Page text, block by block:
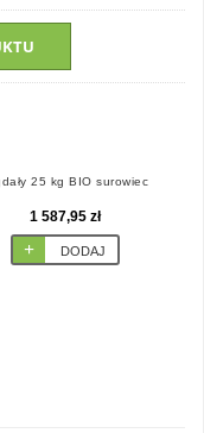
25 kg BIO surowiec
1 587,95 zł
DODAJ